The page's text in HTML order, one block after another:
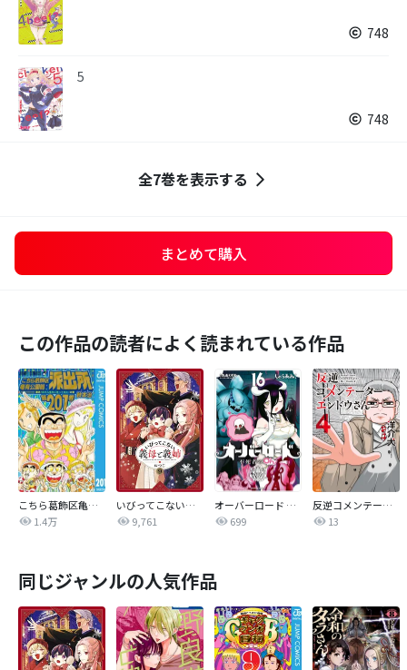
748
5
748
全7巻を表示する
まとめて購入
この作品の読者によく読まれている作品
こちら葛飾区亀有公園前派出所
1.4万
いびってこない義母と義姉
9,761
オーバーロード 不死者のOh!
699
反逆コメンテーターエンドウさん
13
同じジャンルの人気作品